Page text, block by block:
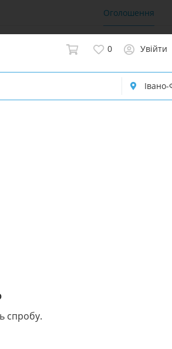
Оголошення
0 Увійти
спробу.